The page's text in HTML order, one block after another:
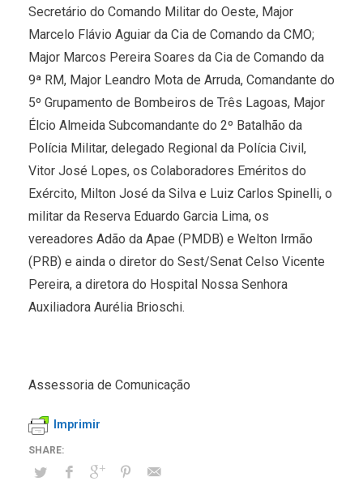
Secretário do Comando Militar do Oeste, Major
Marcelo Flávio Aguiar da Cia de Comando da CMO;
Major Marcos Pereira Soares da Cia de Comando da
9ª RM, Major Leandro Mota de Arruda, Comandante do
5º Grupamento de Bombeiros de Três Lagoas, Major
Élcio Almeida Subcomandante do 2º Batalhão da
Polícia Militar, delegado Regional da Polícia Civil,
Vitor José Lopes, os Colaboradores Eméritos do
Exército, Milton José da Silva e Luiz Carlos Spinelli, o
militar da Reserva Eduardo Garcia Lima, os
vereadores Adão da Apae (PMDB) e Welton Irmão
(PRB) e ainda o diretor do Sest/Senat Celso Vicente
Pereira, a diretora do Hospital Nossa Senhora
Auxiliadora Aurélia Brioschi.
Assessoria de Comunicação
Imprimir